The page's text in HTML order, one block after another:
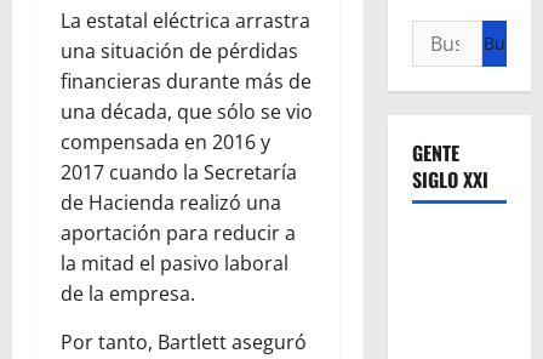
La estatal eléctrica arrastra
una situación de pérdidas
financieras durante más de
una década, que sólo se vio
compensada en 2016 y
2017 cuando la Secretaría
de Hacienda realizó una
aportación para reducir a
la mitad el pasivo laboral
de la empresa.
Por tanto, Bartlett aseguró
Buscar:
GENTE
SIGLO XXI